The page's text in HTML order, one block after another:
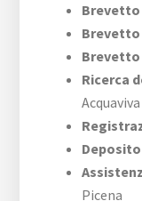
Brevetto
Ricerca
Picena